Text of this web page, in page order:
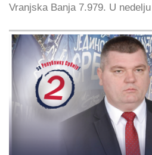
Vranjska Banja 7.979. U